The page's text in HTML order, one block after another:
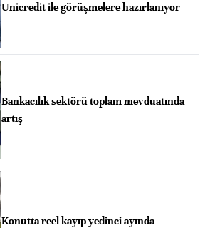
Unicredit ile görüşmelere hazırlanıyor
Bankacılık sektörü toplam mevduatında
artış
Konutta reel kayıp yedinci ayında